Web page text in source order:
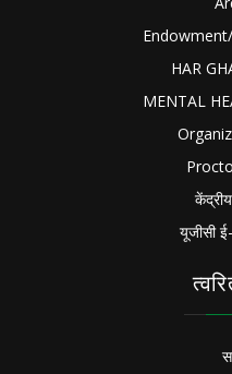
HAR
MENTAL
यूजीसी